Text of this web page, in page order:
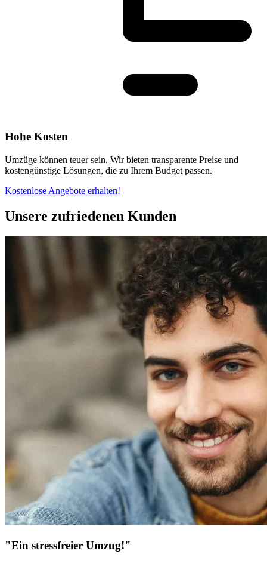
Hohe Kosten
Umzüge können teuer sein. Wir bieten transparente Preise und
kostengünstige Lösungen, die zu Ihrem Budget passen.
Kostenlose Angebote erhalten!
Unsere zufriedenen Kunden
"Ein stressfreier Umzug!"